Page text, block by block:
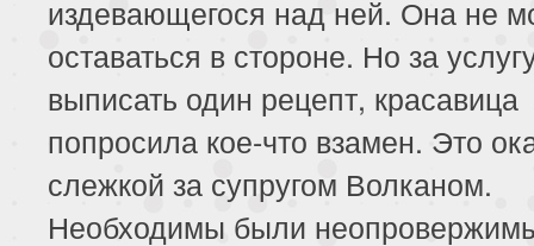
137 серия
138 серия 139 серия
141 серия
142 серия 143 серия
145 серия
146 серия 147 серия
149 серия
издевающегося над ней. Она не
оставаться в стороне. Но за
выписать один рецепт, красавица
попросила кое-что взамен. Это
слежкой за супругом Волканом.
Необходимы были